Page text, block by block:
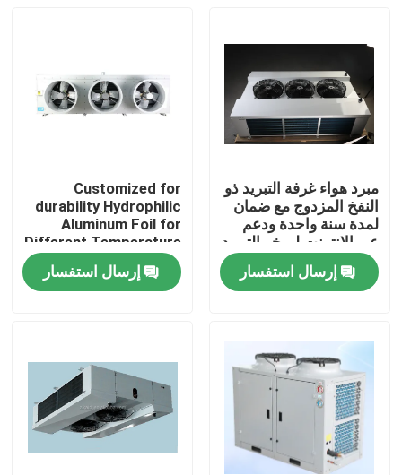
معلومات عنا
جولة في المصنع
مراقبة الجودة
اتصل بنا
أخبار
اطلب عرض أسعار
مبخر غرفة التبريد
مبرد هواء غرفة التبريد ذو
النفخ المزدوج مع ضمان
لمدة سنة واحدة ودعم
عبر الإنترنت لمبخر التبريد
إرسال استفسار
Customized for
durability Hydrophilic
Aluminum Foil for
Different Temperature
and Humidity
Requirements in Cold
Room Condensing Unit
إرسال استفسار